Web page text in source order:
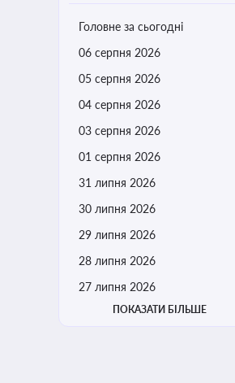
Головне за сьогодні
06 серпня 2026
05 серпня 2026
04 серпня 2026
03 серпня 2026
01 серпня 2026
31 липня 2026
30 липня 2026
29 липня 2026
28 липня 2026
27 липня 2026
ПОКАЗАТИ БІЛЬШЕ